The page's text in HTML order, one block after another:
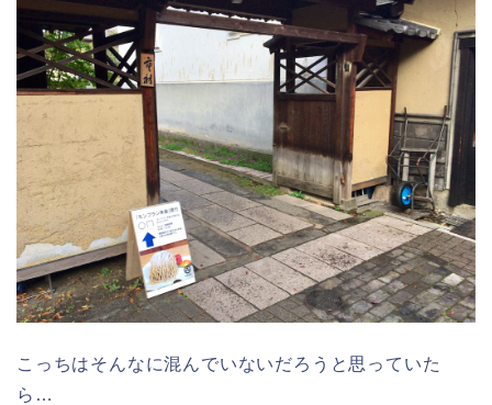
こっちはそんなに混んでいないだろうと思っていた
ら…